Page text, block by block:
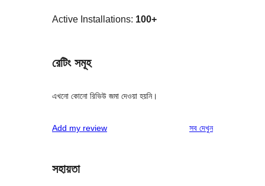
Active Installations: 100+
রেটিং সমূহ
এখনো কোনো রিভিউ জমা দেওয়া হয়নি।
Add my review সবরিভিউ
দেখুন
সহায়তা